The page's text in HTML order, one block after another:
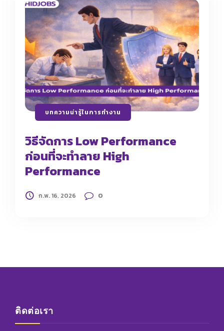
บทความน่ารู้ในการทำงาน
วิธีจัดการ Low Performance
ก่อนที่จะทำลาย High
Performance
ก.พ. 16, 2026 0
ติดต่อเรา